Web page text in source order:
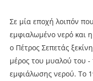
Σε μία εποχή λοιπόν
εμφιαλωμένο νερό και
ο Πέτρος Σεπετάς
μέρος του μυαλού του -
εμφιάλωσης νερού. Το